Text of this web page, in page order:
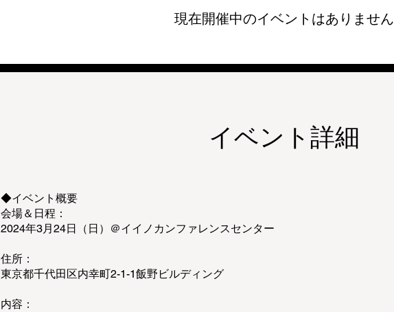
現在開催中のイベントはありません
イベント詳細
◆イベント概要
会場＆日程：
2024年3月24日（日）＠イイノカンファレンスセンター
住所：
東京都千代田区内幸町2-1-1飯野ビルディング
内容：